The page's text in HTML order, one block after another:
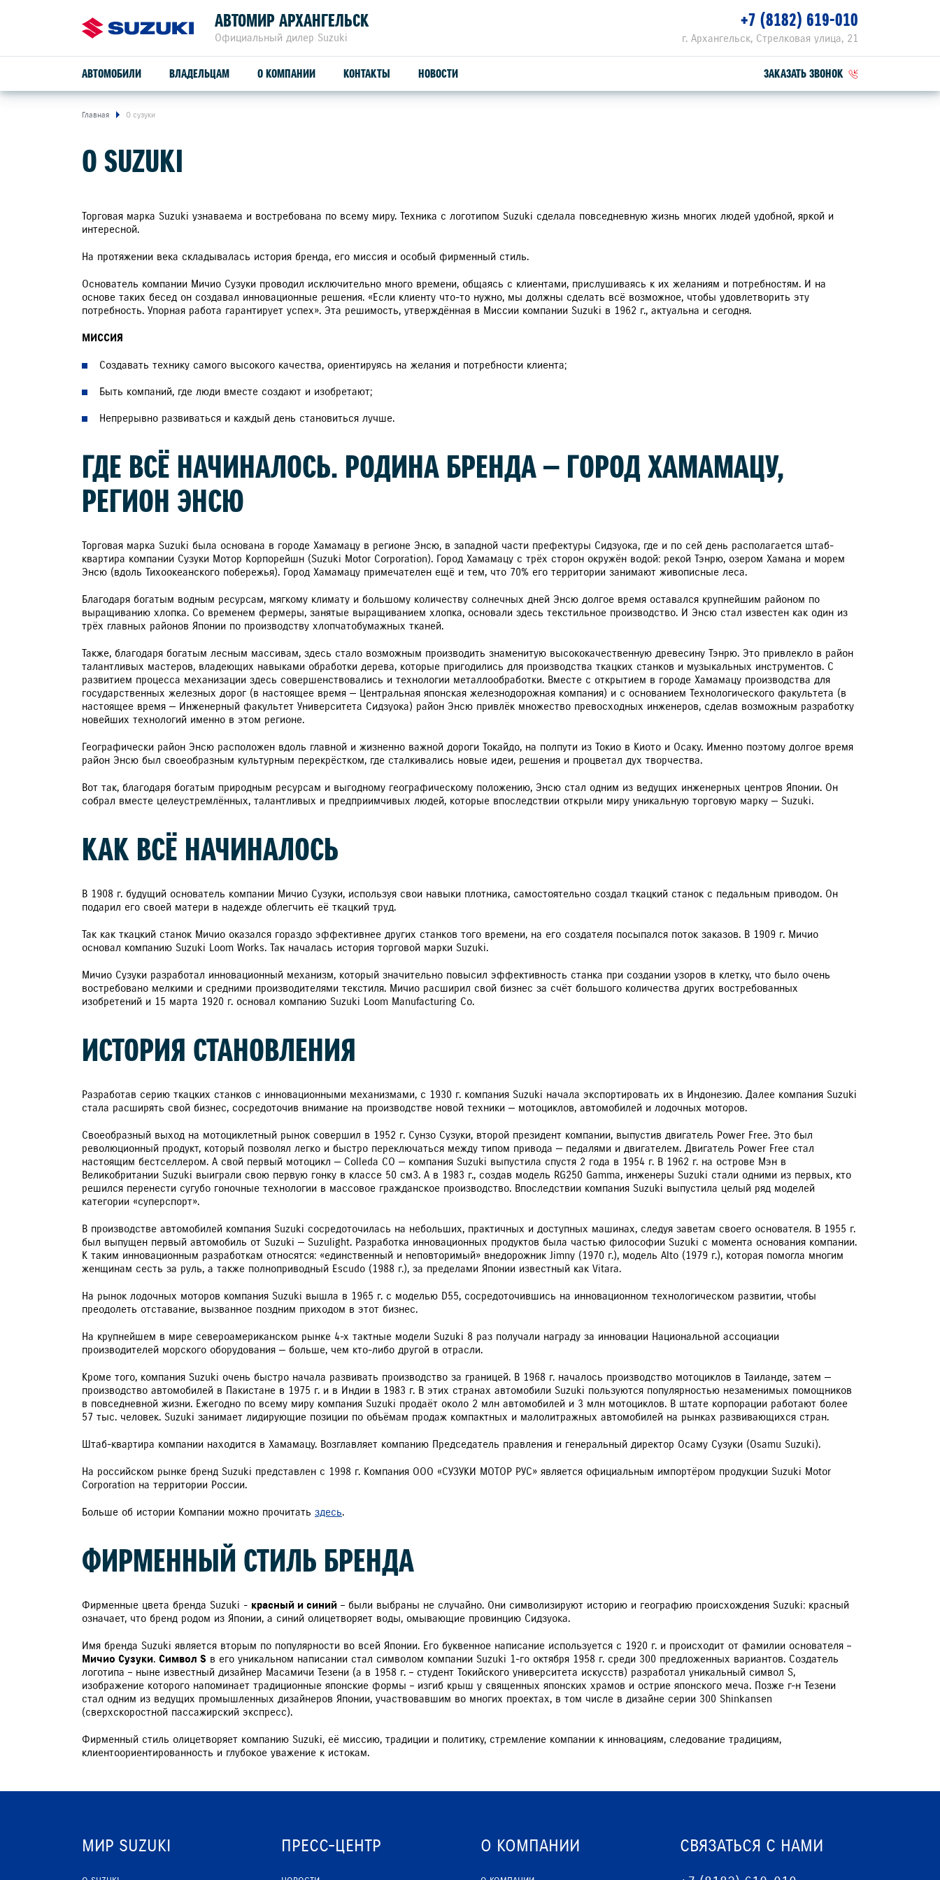
АВТОМИР АРХАНГЕЛЬСК
Официальный дилер Suzuki г. Архангельск, Стрелковая улица, 21
+7 (8182) 619-010
АВТОМОБИЛИ
SUZUKI VITARA
расход от
2WD, ALLGRIP 4WD
VITARA
ВЛАДЕЛЬЦАМ
ОБСЛУЖИВАНИЕ И РЕМОНТ
СЕРВИСНОЕ ОБСЛУЖИВАНИЕ ПРОДУКЦИЯ SUZUTEC SUZUKI ПРИВИЛЕГИЯ 3+
О КОМПАНИИ КОНТАКТЫ НОВОСТИ
КРЕДИТОВАНИЕ
ЗАКАЗАТЬ ЗВОНОК
Главная О сузуки
О SUZUKI
Торговая марка Suzuki узнаваема и востребована по всему миру. Техника с логотипом Suzuki сделала повседневную жизнь многих людей удобной, яркой и
интересной.
На протяжении века складывалась история бренда, его миссия и особый фирменный стиль.
Основатель компании Мичио Сузуки проводил исключительно много времени, общаясь с клиентами, прислушиваясь к их желаниям и потребностям. И на
основе таких бесед он создавал инновационные решения. «Если клиенту что-то нужно, мы должны сделать всё возможное, чтобы удовлетворить эту
потребность. Упорная работа гарантирует успех». Эта решимость, утверждённая в Миссии компании Suzuki в 1962 г., актуальна и сегодня.
МИССИЯ
Создавать технику самого высокого качества, ориентируясь на желания и потребности клиента;
Быть компаний, где люди вместе создают и изобретают;
Непрерывно развиваться и каждый день становиться лучше.
ГДЕ ВСЁ НАЧИНАЛОСЬ. РОДИНА БРЕНДА — ГОРОД ХАМАМАЦУ,
РЕГИОН ЭНСЮ
Торговая марка Suzuki была основана в городе Хамамацу в регионе Энсю, в западной части префектуры Сидзуока, где и по сей день располагается штаб-
квартира компании Сузуки Мотор Корпорейшн (Suzuki Motor Corporation). Город Хамамацу с трёх сторон окружён водой: рекой Тэнрю, озером Хамана и морем
Энсю (вдоль Тихоокеанского побережья). Город Хамамацу примечателен ещё и тем, что 70% его территории занимают живописные леса.
Благодаря богатым водным ресурсам, мягкому климату и большому количеству солнечных дней Энсю долгое время оставался крупнейшим районом по
выращиванию хлопка. Со временем фермеры, занятые выращиванием хлопка, основали здесь текстильное производство. И Энсю стал известен как один из
трёх главных районов Японии по производству хлопчатобумажных тканей.
Также, благодаря богатым лесным массивам, здесь стало возможным производить знаменитую высококачественную древесину Тэнрю. Это привлекло в район
талантливых мастеров, владеющих навыками обработки дерева, которые пригодились для производства ткацких станков и музыкальных инструментов. С
развитием процесса механизации здесь совершенствовались и технологии металлообработки. Вместе с открытием в городе Хамамацу производства для
государственных железных дорог (в настоящее время — Центральная японская железнодорожная компания) и с основанием Технологического факультета (в
настоящее время — Инженерный факультет Университета Сидзуока) район Энсю привлёк множество превосходных инженеров, сделав возможным разработку
новейших технологий именно в этом регионе.
Географически район Энсю расположен вдоль главной и жизненно важной дороги Токайдо, на полпути из Токио в Киото и Осаку. Именно поэтому долгое время
район Энсю был своеобразным культурным перекрёстком, где сталкивались новые идеи, решения и процветал дух творчества.
Вот так, благодаря богатым природным ресурсам и выгодному географическому положению, Энсю стал одним из ведущих инженерных центров Японии. Он
собрал вместе целеустремлённых, талантливых и предприимчивых людей, которые впоследствии открыли миру уникальную торговую марку — Suzuki.
КАК ВСЁ НАЧИНАЛОСЬ
В 1908 г. будущий основатель компании Мичио Сузуки, используя свои навыки плотника, самостоятельно создал ткацкий станок с педальным приводом. Он
подарил его своей матери в надежде облегчить её ткацкий труд.
Так как ткацкий станок Мичио оказался гораздо эффективнее других станков того времени, на его создателя посыпался поток заказов. В 1909 г. Мичио
основал компанию Suzuki Loom Works. Так началась история торговой марки Suzuki.
Мичио Сузуки разработал инновационный механизм, который значительно повысил эффективность станка при создании узоров в клетку, что было очень
востребовано мелкими и средними производителями текстиля. Мичио расширил свой бизнес за счёт большого количества других востребованных
изобретений и 15 марта 1920 г. основал компанию Suzuki Loom Manufacturing Co.
ИСТОРИЯ СТАНОВЛЕНИЯ
Разработав серию ткацких станков с инновационными механизмами, с 1930 г. компания Suzuki начала экспортировать их в Индонезию. Далее компания Suzuki
стала расширять свой бизнес, сосредоточив внимание на производстве новой техники — мотоциклов, автомобилей и лодочных моторов.
Своеобразный выход на мотоциклетный рынок совершил в 1952 г. Сунзо Сузуки, второй президент компании, выпустив двигатель Power Free. Это был
революционный продукт, который позволял легко и быстро переключаться между типом привода — педалями и двигателем. Двигатель Power Free стал
настоящим бестселлером. А свой первый мотоцикл — Colleda CO — компания Suzuki выпустила спустя 2 года в 1954 г. В 1962 г. на острове Мэн в
Великобритании Suzuki выиграли свою первую гонку в классе 50 см3. А в 1983 г., создав модель RG250 Gamma, инженеры Suzuki стали одними из первых, кто
решился перенести сугубо гоночные технологии в массовое гражданское производство. Впоследствии компания Suzuki выпустила целый ряд моделей
категории «суперспорт».
В производстве автомобилей компания Suzuki сосредоточилась на небольших, практичных и доступных машинах, следуя заветам своего основателя. В 1955 г.
был выпущен первый автомобиль от Suzuki — Suzulight. Разработка инновационных продуктов была частью философии Suzuki с момента основания компании.
К таким инновационным разработкам относятся: «единственный и неповторимый» внедорожник Jimny (1970 г.), модель Alto (1979 г.), которая помогла многим
женщинам сесть за руль, а также полноприводный Escudo (1988 г.), за пределами Японии известный как Vitara.
На рынок лодочных моторов компания Suzuki вышла в 1965 г. с моделью D55, сосредоточившись на инновационном технологическом развитии, чтобы
преодолеть отставание, вызванное поздним приходом в этот бизнес.
На крупнейшем в мире североамериканском рынке 4-х тактные модели Suzuki 8 раз получали награду за инновации Национальной ассоциации
производителей морского оборудования — больше, чем кто-либо другой в отрасли.
Кроме того, компания Suzuki очень быстро начала развивать производство за границей. В 1968 г. началось производство мотоциклов в Таиланде, затем —
производство автомобилей в Пакистане в 1975 г. и в Индии в 1983 г. В этих странах автомобили Suzuki пользуются популярностью незаменимых помощников
в повседневной жизни. Ежегодно по всему миру компания Suzuki продаёт около 2 млн автомобилей и 3 млн мотоциклов. В штате корпорации работают более
57 тыс. человек. Suzuki занимает лидирующие позиции по объёмам продаж компактных и малолитражных автомобилей на рынках развивающихся стран.
Штаб-квартира компании находится в Хамамацу. Возглавляет компанию Председатель правления и генеральный директор Осаму Сузуки (Osamu Suzuki).
На российском рынке бренд Suzuki представлен с 1998 г. Компания ООО «СУЗУКИ МОТОР РУС» является официальным импортёром продукции Suzuki Motor
Corporation на территории России.
Больше об истории Компании можно прочитать здесь.
ФИРМЕННЫЙ СТИЛЬ БРЕНДА
Фирменные цвета бренда Suzuki - красный и синий – были выбраны не случайно. Они символизируют историю и географию происхождения Suzuki: красный
означает, что бренд родом из Японии, а синий олицетворяет воды, омывающие провинцию Сидзуока.
Имя бренда Suzuki является вторым по популярности во всей Японии. Его буквенное написание используется с 1920 г. и происходит от фамилии основателя –
Мичио Сузуки. Символ S в его уникальном написании стал символом компании Suzuki 1-го октября 1958 г. среди 300 предложенных вариантов. Создатель
логотипа – ныне известный дизайнер Масамичи Тезени (а в 1958 г. – студент Токийского университета искусств) разработал уникальный символ S,
изображение которого напоминает традиционные японские формы – изгиб крыш у священных японских храмов и острие японского меча. Позже г-н Тезени
стал одним из ведущих промышленных дизайнеров Японии, участвовавшим во многих проектах, в том числе в дизайне серии 300 Shinkansen
(сверхскоростной пассажирский экспресс).
Фирменный стиль олицетворяет компанию Suzuki, её миссию, традиции и политику, стремление компании к инновациям, следование традициям,
клиентоориентированность и глубокое уважение к истокам.
МИР SUZUKI ПРЕСС-ЦЕНТР О КОМПАНИИ СВЯЗАТЬСЯ С НАМИ